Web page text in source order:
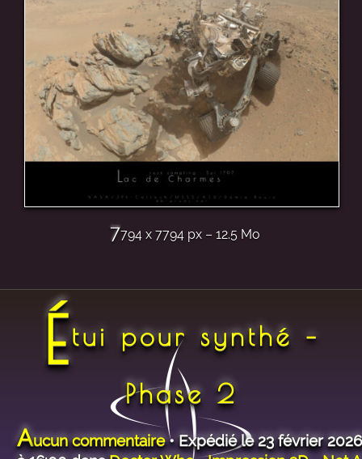
7794 x 7794 px – 12.5 Mo
Étui pour synthé –
Phase 2
Aucun commentaire• Expédié le 23 février 2026